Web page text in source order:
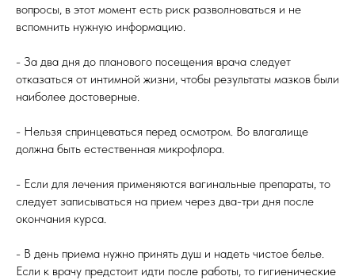
вопросы, в этот момент есть риск разволноваться и не
вспомнить нужную информацию.
- За два дня до планового посещения врача следует
отказаться от интимной жизни, чтобы результаты мазков были
наиболее достоверные.
- Нельзя спринцеваться перед осмотром. Во влагалище
должна быть естественная микрофлора.
- Если для лечения применяются вагинальные препараты, то
следует записываться на прием через два-три дня после
окончания курса.
- В день приема нужно принять душ и надеть чистое белье.
Если к врачу предстоит идти после работы, то гигиенические